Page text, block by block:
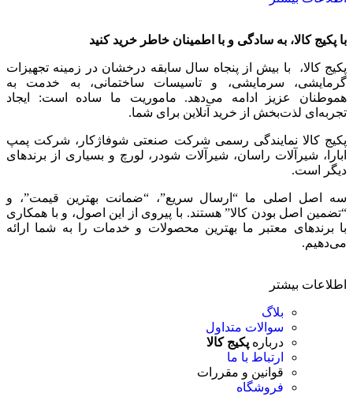
با پکیج کالا، به سادگی و با اطمینان خاطر خرید کنید
پکیج کالا، با بیش از پنجاه سال سابقه درخشان در زمینه تجهیزات
گرمایشی، سرمایشی، و تاسیسات ساختمانی، به خدمت به
هموطنان عزیز ادامه می‌دهد. ماموریت ما ساده است: ایجاد
تجربه‌ای لذت‌بخش از خرید آنلاین برای شما.
پکیج کالا نمایندگی رسمی شرکت صنعتی شوفاژکار، شرکت پمپ
ابارا، شیرآلات راسان، شیرآلات شودر، لورچ و بسیاری از برندهای
دیگر است.
سه اصل اصلی ما “ارسال سریع”، “ضمانت بهترین قیمت”، و
“تضمین اصل بودن کالا” هستند. با پیروی از این اصول، و با همکاری
با برندهای معتبر ما بهترین محصولات و خدمات را به شما ارائه
می‌دهیم.
اطلاعات بیشتر
بلاگ
سوالات متداول
درباره پکیج کالا
ارتباط با ما
قوانین و مقررات
فروشگاه